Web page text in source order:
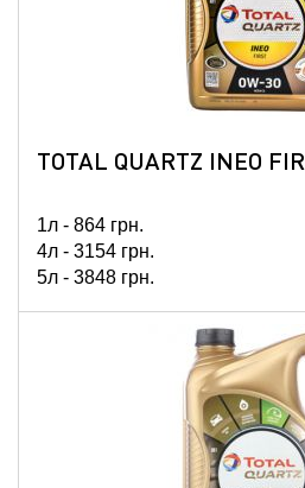
TOTAL QUARTZ INEO
1л - 864 грн.
4л - 3154 грн.
5л - 3848 грн.